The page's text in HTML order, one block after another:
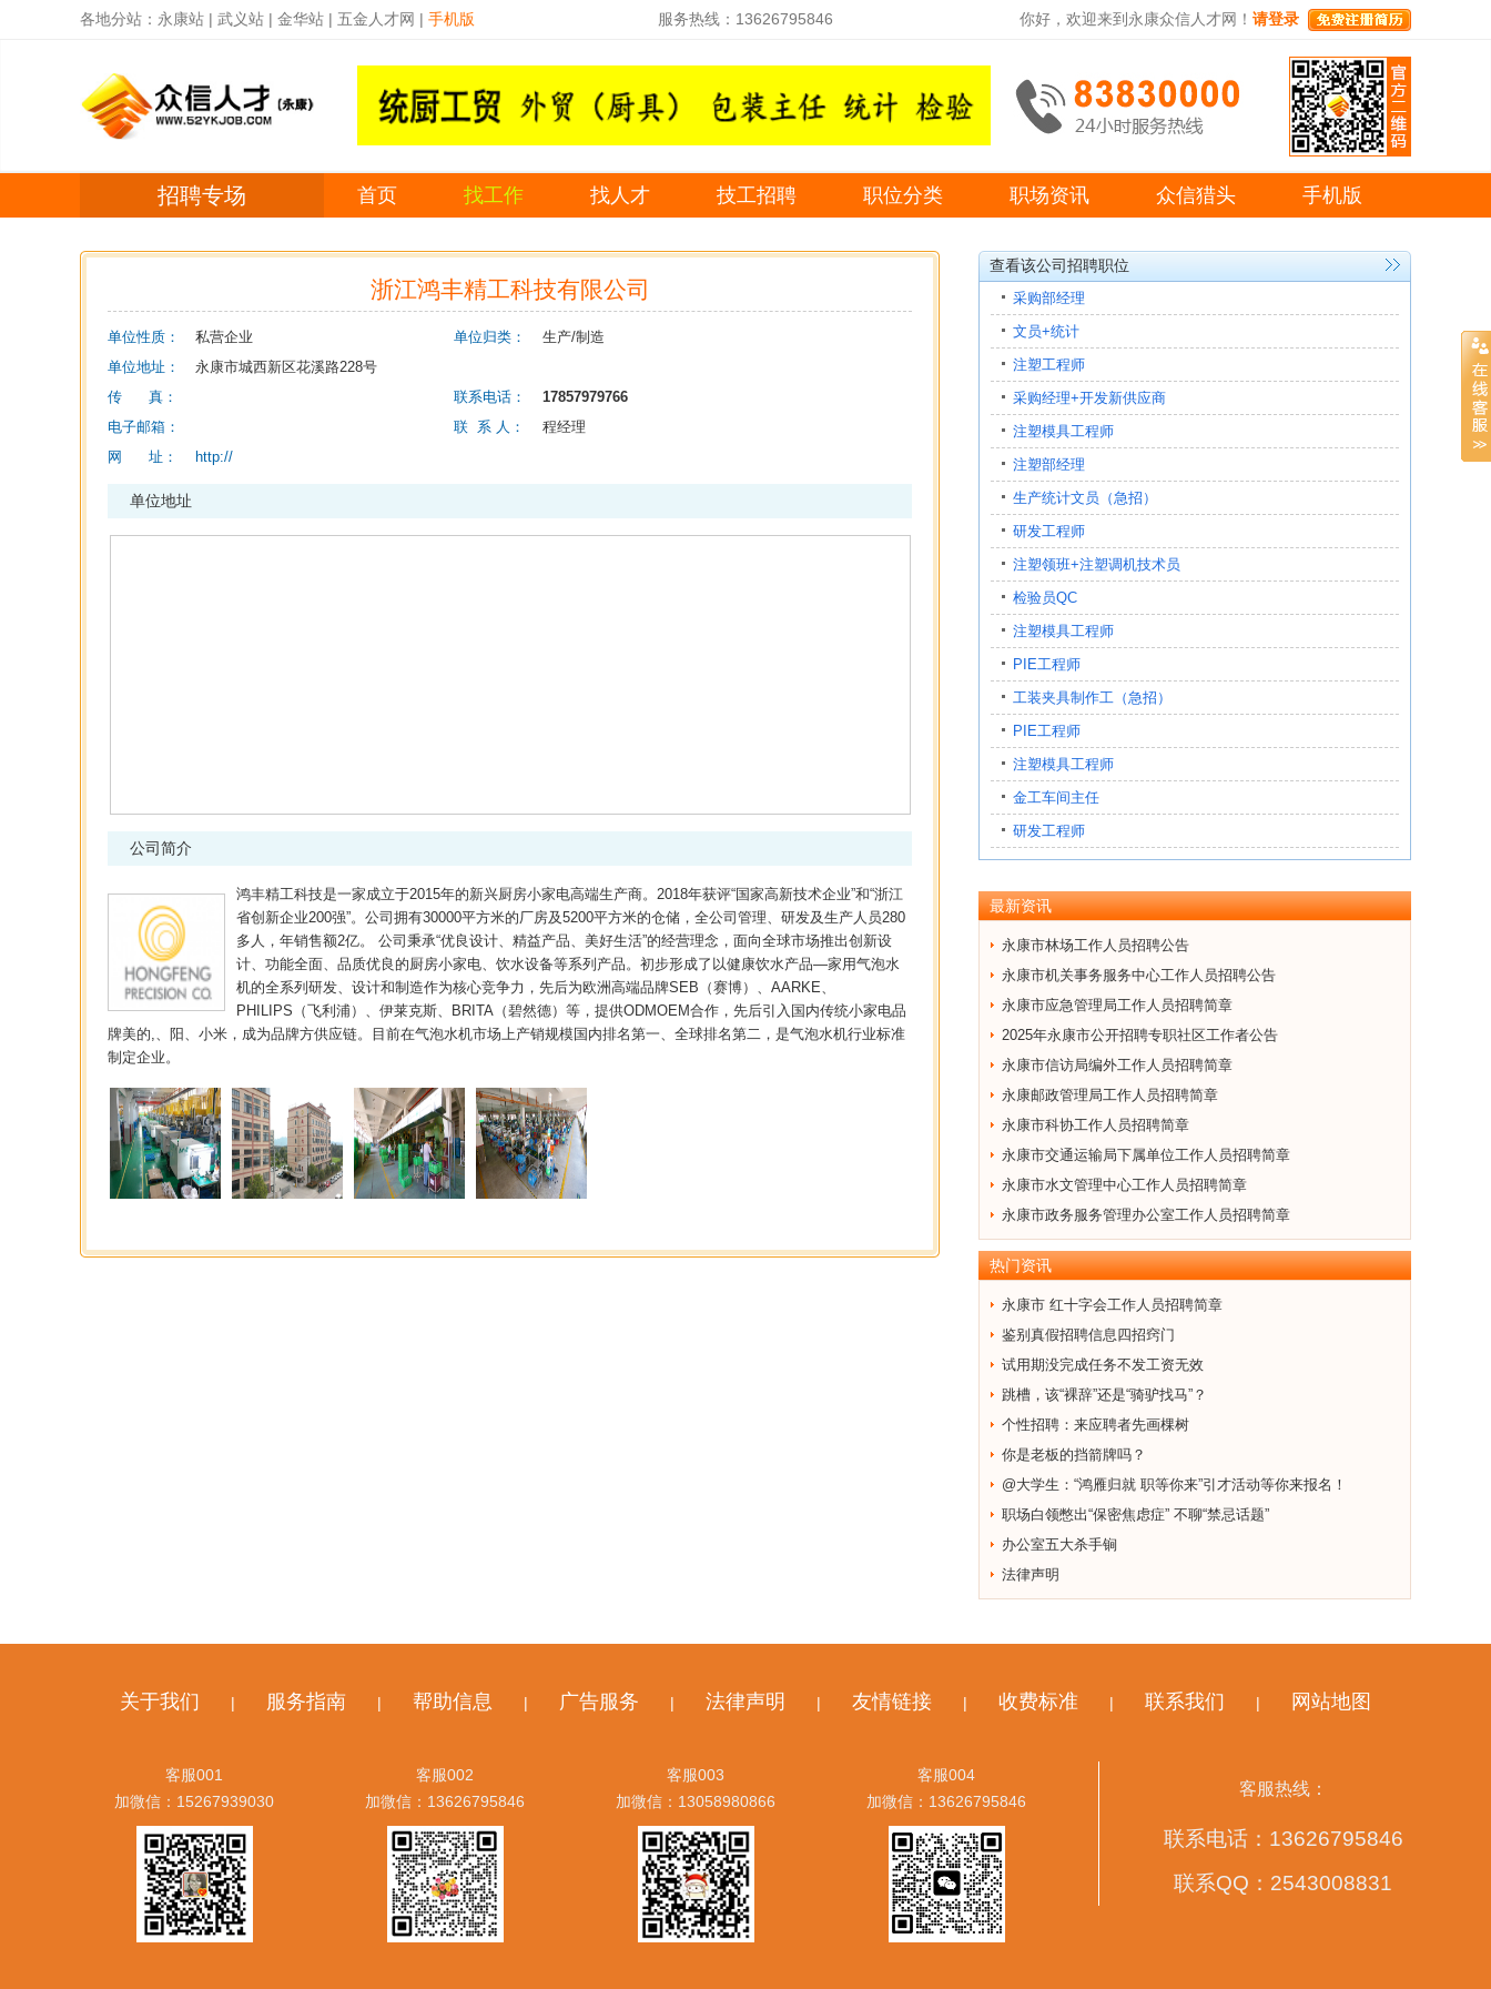
各地分站： 永康站 | 武义站 | 金华站 | 五金人才网 | 手机版 服务热线：13626795846 你好，欢迎来到永康众信人才网！ 请登录
招聘专场 首页 找工作 找人才 技工招聘 职位分类 职场资讯 众信猎头 手机版
浙江鸿丰精工科技有限公司
单位性质： 私营企业 单位归类：
生产/制造
单位地址：
永康市城西新区花溪路228号
传 真：
联系电话：
17857979766
电子邮箱：
联 系 人：
程经理
网 址：
http://
单位地址
公司简介
鸿丰精工科技是一家成立于2015年的新兴厨房小家电高端生产商。2018年获评“国家高新技术企业”和“浙江
省创新企业200强”。公司拥有30000平方米的厂房及5200平方米的仓储，全公司管理、研发及生产人员280
多人，年销售额2亿。 公司秉承“优良设计、精益产品、美好生活”的经营理念，面向全球市场推出创新设
计、功能全面、品质优良的厨房小家电、饮水设备等系列产品。初步形成了以健康饮水产品—家用气泡水
机的全系列研发、设计和制造作为核心竞争力，先后为欧洲高端品牌SEB（赛博）、AARKE、
PHILIPS（飞利浦）、伊莱克斯、BRITA（碧然德）等，提供ODMOEM合作，先后引入国内传统小家电品
牌美的,、阳、小米，成为品牌方供应链。目前在气泡水机市场上产销规模国内排名第一、全球排名第二，是气泡水机行业标准
制定企业。
查看该公司招聘职位
采购部经理
文员+统计
注塑工程师
采购经理+开发新供应商
注塑模具工程师
注塑部经理
生产统计文员（急招）
研发工程师
注塑领班+注塑调机技术员
检验员QC
注塑模具工程师
PIE工程师
工装夹具制作工（急招）
PIE工程师
注塑模具工程师
金工车间主任
研发工程师
最新资讯
永康市林场工作人员招聘公告
永康市机关事务服务中心工作人员招聘公告
永康市应急管理局工作人员招聘简章
2025年永康市公开招聘专职社区工作者公告
永康市信访局编外工作人员招聘简章
永康邮政管理局工作人员招聘简章
永康市科协工作人员招聘简章
永康市交通运输局下属单位工作人员招聘简章
永康市水文管理中心工作人员招聘简章
永康市政务服务管理办公室工作人员招聘简章
热门资讯
永康市 红十字会工作人员招聘简章
鉴别真假招聘信息四招窍门
试用期没完成任务不发工资无效
跳槽，该“裸辞”还是“骑驴找马”？
个性招聘：来应聘者先画棵树
你是老板的挡箭牌吗？
@大学生：“鸿雁归就 职等你来”引才活动等你来报名！
职场白领憋出“保密焦虑症” 不聊“禁忌话题”
办公室五大杀手锏
法律声明
关于我们 | 服务指南 | 帮助信息 | 广告服务 | 法律声明 | 友情链接 | 收费标准 | 联系我们 | 网站地图
客服001
加微信：15267939030
客服002
加微信：13626795846
客服003
加微信：13058980866
客服004
加微信：13626795846
客服热线：
联系电话：13626795846
联系QQ：2543008831